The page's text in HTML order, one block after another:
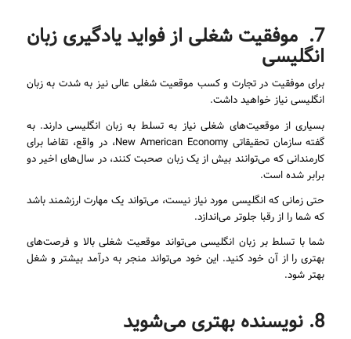
7. موفقیت شغلی از فواید یادگیری زبان
انگلیسی
برای موفقیت در تجارت و کسب موقعیت شغلی عالی نیز به شدت به زبان
انگلیسی نیاز خواهید داشت.
بسیاری از موقعیت‌های شغلی نیاز به تسلط به زبان انگلیسی دارند. به
گفته سازمان تحقیقاتی New American Economy، در واقع، تقاضا برای
کارمندانی که می‌توانند بیش از یک زبان صحبت کنند، در سال‌های اخیر دو
برابر شده است.
حتی زمانی که انگلیسی مورد نیاز نیست، می‌تواند یک مهارت ارزشمند باشد
که شما را از رقبا جلوتر می‌اندازد.
شما با تسلط بر زبان انگلیسی می‌تواند موقعیت شغلی بالا و فرصت‌های
بهتری را از آن خود کنید. این خود می‌تواند منجر به درآمد بیشتر و شغل
بهتر شود.
8. نویسنده بهتری می‌شوید